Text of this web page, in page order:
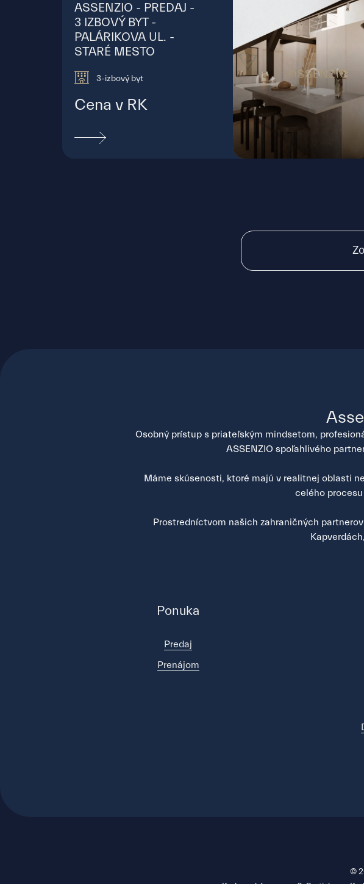
ASSENZIO - PREDAJ -
3 IZBOVÝ BYT -
PALÁRIKOVA UL. -
STARÉ MESTO
3-izbový byt
Cena v RK
Osobný prístup s priateľským mindsetom,
ASSENZIO spoľahlivého
Máme skúsenosti, ktoré majú v realitnej oblasti
celého
Prostredníctvom našich zahraničných
Ponuka
Predaj
Prenájom
©